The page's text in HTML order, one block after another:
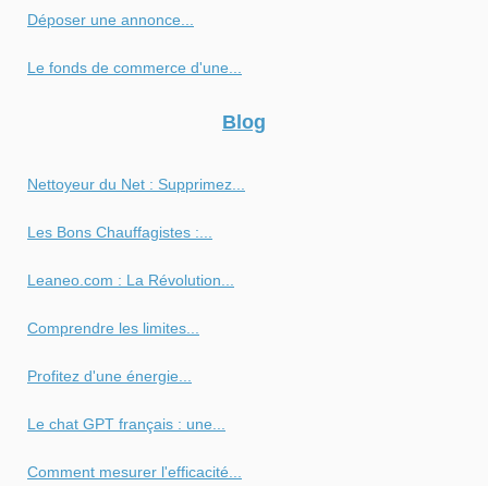
Déposer une annonce...
Le fonds de commerce d'une...
Blog
Nettoyeur du Net : Supprimez...
Les Bons Chauffagistes :...
Leaneo.com : La Révolution...
Comprendre les limites...
Profitez d'une énergie...
Le chat GPT français : une...
Comment mesurer l'efficacité...